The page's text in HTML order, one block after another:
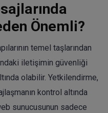
Önemli?
temel taşlarından
iletişimin güvenliği
olabilir. Yetkilendirme,
kontrol altında
sunucusunun sadece